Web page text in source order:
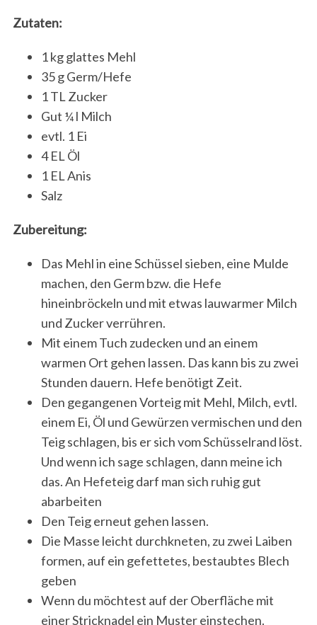
Zutaten:
1 kg glattes Mehl
35 g Germ/Hefe
1 TL Zucker
Gut ¼ l Milch
evtl. 1 Ei
4 EL Öl
1 EL Anis
Salz
Zubereitung:
Das Mehl in eine Schüssel sieben, eine Mulde
machen, den Germ bzw. die Hefe
hineinbröckeln und mit etwas lauwarmer Milch
und Zucker verrühren.
Mit einem Tuch zudecken und an einem
warmen Ort gehen lassen. Das kann bis zu zwei
Stunden dauern. Hefe benötigt Zeit.
Den gegangenen Vorteig mit Mehl, Milch, evtl.
einem Ei, Öl und Gewürzen vermischen und den
Teig schlagen, bis er sich vom Schüsselrand löst.
Und wenn ich sage schlagen, dann meine ich
das. An Hefeteig darf man sich ruhig gut
abarbeiten
Den Teig erneut gehen lassen.
Die Masse leicht durchkneten, zu zwei Laiben
formen, auf ein gefettetes, bestaubtes Blech
geben
Wenn du möchtest auf der Oberfläche mit
einer Stricknadel ein Muster einstechen.
S
e
a
r
h
f
o